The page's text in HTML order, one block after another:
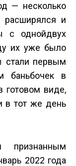
— несколько
расширялся и
с одной­двух
их уже было
стали первым
бань­бочек в
готовом виде,
в тот же день
признанным
2022 года